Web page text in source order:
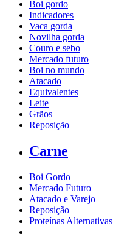
Boi gordo
Indicadores
Vaca gorda
Novilha gorda
Couro e sebo
Mercado futuro
Boi no mundo
Atacado
Equivalentes
Leite
Grãos
Reposição
Carne
Boi Gordo
Mercado Futuro
Atacado e Varejo
Reposição
Proteínas Alternativas